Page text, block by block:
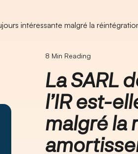
intéressante malgré la
8 Min Reading
La SARL
l’IR est-
malgré la